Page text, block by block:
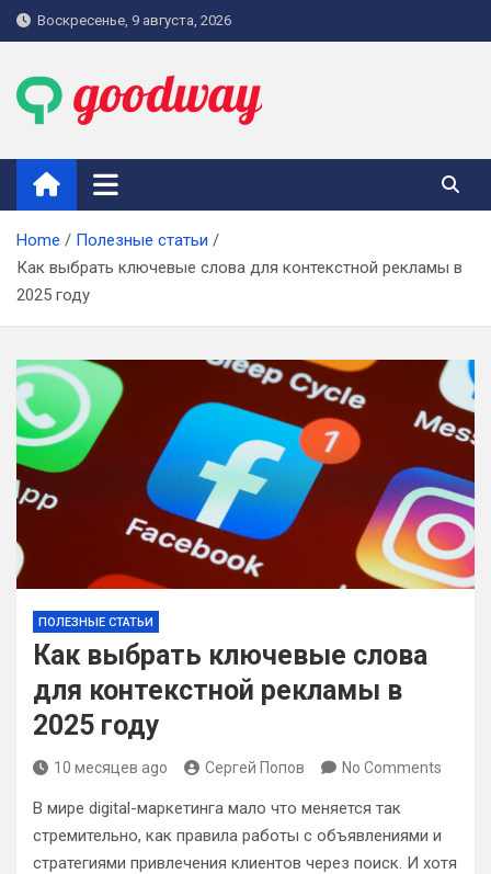
Skip
to
Воскресенье, 9 августа, 2026
goodway.com.ua
Home
Полезные статьи
Как выбрать ключевые слова для контекстной рекламы в
2025 году
ПОЛЕЗНЫЕ СТАТЬИ
Как выбрать ключевые слова
для контекстной рекламы в
2025 году
10 месяцев ago Сергей Попов No Comments
В мире digital-маркетинга мало что меняется так
стремительно, как правила работы с объявлениями и
стратегиями привлечения клиентов через поиск. И хотя